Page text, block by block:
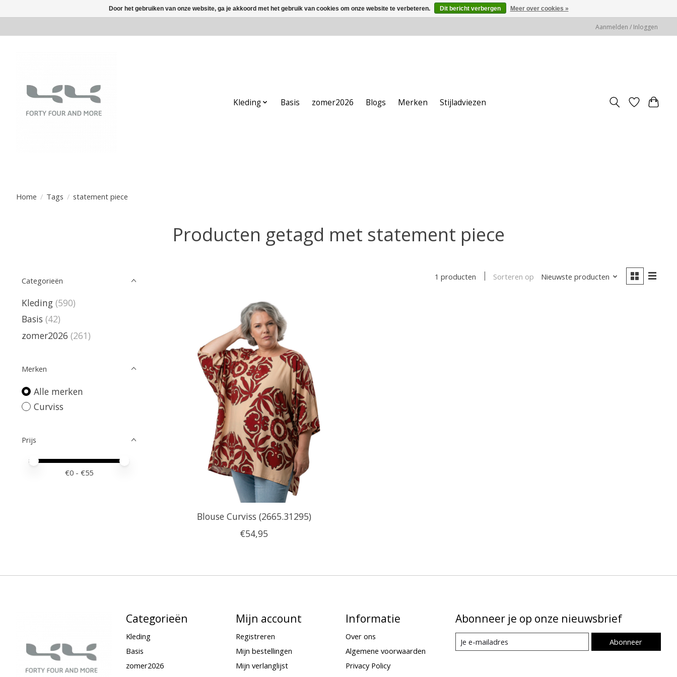
Aanmelden / Inloggen
Kleding Basis zomer2026 Blogs Merken Stijladviezen
Home / Tags / statement piece
Producten getagd met statement piece
Categorieën
Kleding (590)
Basis (42)
zomer2026 (261)
Merken
Alle merken
Curviss
Prijs
Minimale prijswaarde
Price maximum value
€0 - €55
1 producten Sorteren op Nieuwste producten
Blouse Curviss (2665.31295)
€54,95
Categorieën
Kleding
Basis
zomer2026
Mijn account
Registreren
Mijn bestellingen
Mijn verlanglijst
Informatie
Over ons
Algemene voorwaarden
Privacy Policy
Abonneer je op onze nieuwsbrief
Abonneer
Door het gebruiken van onze website, ga je akkoord met het gebruik van cookies om onze website te verbeteren. Dit bericht verbergen Meer over cookies »